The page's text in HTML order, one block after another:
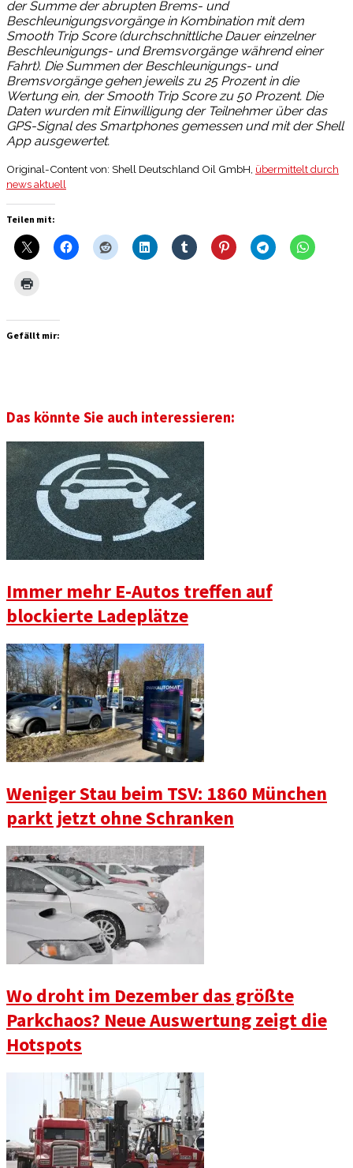
der Summe der abrupten Brems- und
Beschleunigungsvorgänge in Kombination mit dem
Smooth Trip Score (durchschnittliche Dauer einzelner
Beschleunigungs- und Bremsvorgänge während einer
Fahrt). Die Summen der Beschleunigungs- und
Bremsvorgänge gehen jeweils zu 25 Prozent in die
Wertung ein, der Smooth Trip Score zu 50 Prozent. Die
Daten wurden mit Einwilligung der Teilnehmer über das
GPS-Signal des Smartphones gemessen und mit der Shell
App ausgewertet.
Original-Content von: Shell Deutschland Oil GmbH, übermittelt durch
news aktuell
Teilen mit:
Gefällt mir:
Das könnte Sie auch interessieren:
Immer mehr E-Autos treffen auf
blockierte Ladeplätze
Weniger Stau beim TSV: 1860 München
parkt jetzt ohne Schranken
Wo droht im Dezember das größte
Parkchaos? Neue Auswertung zeigt die
Hotspots